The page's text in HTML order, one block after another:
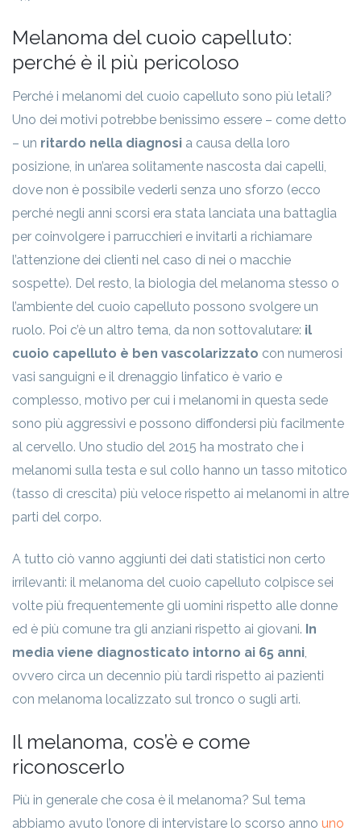
Melanoma del cuoio capelluto:
perché è il più pericoloso
Perché i melanomi del cuoio capelluto sono più letali?
Uno dei motivi potrebbe benissimo essere – come detto
– un ritardo nella diagnosi a causa della loro
posizione, in un’area solitamente nascosta dai capelli,
dove non è possibile vederli senza uno sforzo (ecco
perché negli anni scorsi era stata lanciata una battaglia
per coinvolgere i parrucchieri e invitarli a richiamare
l’attenzione dei clienti nel caso di nei o macchie
sospette). Del resto, la biologia del melanoma stesso o
l’ambiente del cuoio capelluto possono svolgere un
ruolo. Poi c’è un altro tema, da non sottovalutare: il
cuoio capelluto è ben vascolarizzato con numerosi
vasi sanguigni e il drenaggio linfatico è vario e
complesso, motivo per cui i melanomi in questa sede
sono più aggressivi e possono diffondersi più facilmente
al cervello. Uno studio del 2015 ha mostrato che i
melanomi sulla testa e sul collo hanno un tasso mitotico
(tasso di crescita) più veloce rispetto ai melanomi in altre
parti del corpo.
A tutto ciò vanno aggiunti dei dati statistici non certo
irrilevanti: il melanoma del cuoio capelluto colpisce sei
volte più frequentemente gli uomini rispetto alle donne
ed è più comune tra gli anziani rispetto ai giovani. In
media viene diagnosticato intorno ai 65 anni
ovvero circa un decennio più tardi rispetto ai pazienti
con melanoma localizzato sul tronco o sugli arti.
Il melanoma, cos’è e come
riconoscerlo
Più in generale che cosa è il melanoma? Sul tema
abbiamo avuto l’onore di intervistare lo scorso anno uno